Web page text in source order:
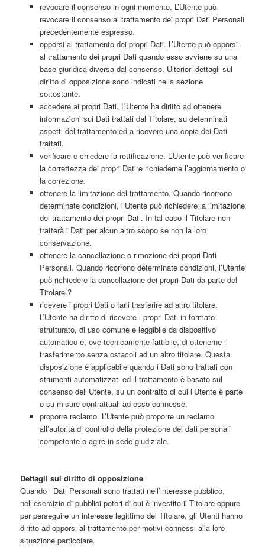
revocare il consenso in ogni momento. L’Utente può
revocare il consenso al trattamento dei propri Dati Personali
precedentemente espresso.
opporsi al trattamento dei propri Dati. L’Utente può opporsi
al trattamento dei propri Dati quando esso avviene su una
base giuridica diversa dal consenso. Ulteriori dettagli sul
diritto di opposizione sono indicati nella sezione
sottostante.
accedere ai propri Dati. L’Utente ha diritto ad ottenere
informazioni sui Dati trattati dal Titolare, su determinati
aspetti del trattamento ed a ricevere una copia dei Dati
trattati.
verificare e chiedere la rettificazione. L’Utente può verificare
la correttezza dei propri Dati e richiederne l’aggiornamento o
la correzione.
ottenere la limitazione del trattamento. Quando ricorrono
determinate condizioni, l’Utente può richiedere la limitazione
del trattamento dei propri Dati. In tal caso il Titolare non
tratterà i Dati per alcun altro scopo se non la loro
conservazione.
ottenere la cancellazione o rimozione dei propri Dati
Personali. Quando ricorrono determinate condizioni, l’Utente
può richiedere la cancellazione dei propri Dati da parte del
Titolare.?
ricevere i propri Dati o farli trasferire ad altro titolare.
L’Utente ha diritto di ricevere i propri Dati in formato
strutturato, di uso comune e leggibile da dispositivo
automatico e, ove tecnicamente fattibile, di ottenerne il
trasferimento senza ostacoli ad un altro titolare. Questa
disposizione è applicabile quando i Dati sono trattati con
strumenti automatizzati ed il trattamento è basato sul
consenso dell’Utente, su un contratto di cui l’Utente è parte
o su misure contrattuali ad esso connesse.
proporre reclamo. L’Utente può proporre un reclamo
all’autorità di controllo della protezione dei dati personali
competente o agire in sede giudiziale.
Dettagli sul diritto di opposizione
Quando i Dati Personali sono trattati nell’interesse pubblico,
nell’esercizio di pubblici poteri di cui è investito il Titolare oppure
per perseguire un interesse legittimo del Titolare, gli Utenti hanno
diritto ad opporsi al trattamento per motivi connessi alla loro
situazione particolare.